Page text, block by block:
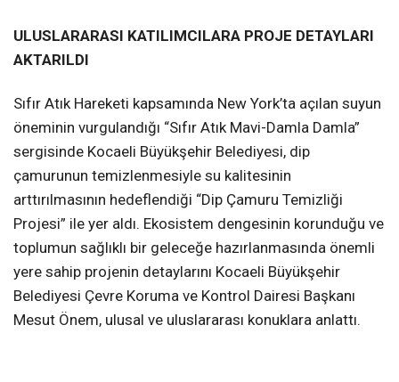
ULUSLARARASI KATILIMCILARA PROJE DETAYLARI
AKTARILDI
Sıfır Atık Hareketi kapsamında New York’ta açılan suyun
öneminin vurgulandığı “Sıfır Atık Mavi-Damla Damla”
sergisinde Kocaeli Büyükşehir Belediyesi, dip
çamurunun temizlenmesiyle su kalitesinin
arttırılmasının hedeflendiği “Dip Çamuru Temizliği
Projesi” ile yer aldı. Ekosistem dengesinin korunduğu ve
toplumun sağlıklı bir geleceğe hazırlanmasında önemli
yere sahip projenin detaylarını Kocaeli Büyükşehir
Belediyesi Çevre Koruma ve Kontrol Dairesi Başkanı
Mesut Önem, ulusal ve uluslararası konuklara anlattı.